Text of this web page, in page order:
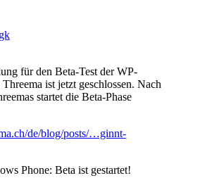
für den Beta-Test der WP-
ist jetzt geschlossen. Nach
startet die Beta-Phase
de/blog/posts/…ginnt-
Phone: Beta ist gestartet!